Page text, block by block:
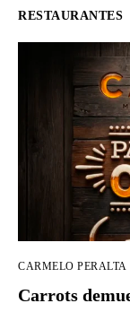
RESTAURANTES
CARMELO PERALTA
Carrots